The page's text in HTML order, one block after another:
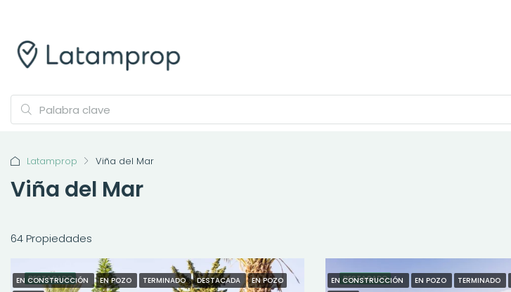
Latamprop Viña del Mar
Viña del Mar
64 Propiedades
DESTACADO
EN CONSTRUCCIÓN EN POZO TERMINADO DESTACADA
EN POZO
DESTACADO
EN CONSTRUCCIÓN EN POZO TERMINADO